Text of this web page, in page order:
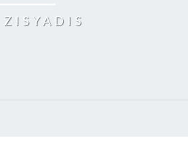
ZISYADIS